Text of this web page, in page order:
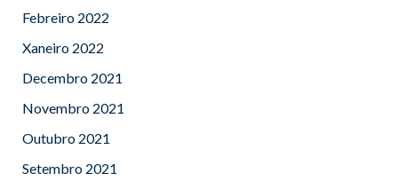
Febreiro 2022
Xaneiro 2022
Decembro 2021
Novembro 2021
Outubro 2021
Setembro 2021